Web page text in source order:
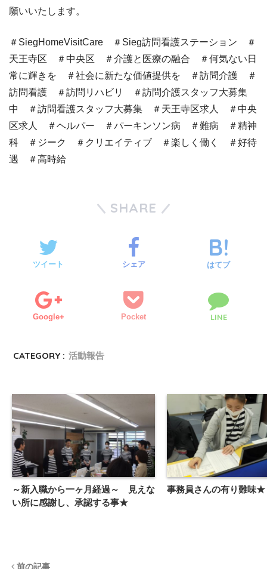
願いいたします。
＃SiegHomeVisitCare ＃Sieg訪問看護ステーション ＃
天王寺区 ＃中央区 ＃介護と医療の融合 ＃何気ない日
常に輝きを ＃社会に新たな価値提供を ＃訪問介護 ＃
訪問看護 ＃訪問リハビリ ＃訪問介護スタッフ大募集
中 ＃訪問看護スタッフ大募集 ＃天王寺区求人 ＃中央
区求人 ＃ヘルパー ＃パーキンソン病 ＃難病 ＃精神
科 ＃ジーク ＃クリエイティブ ＃楽しく働く ＃好待
遇 ＃高時給
SHARE
ツイート シェア はてブ
Google+ Pocket LINE
CATEGORY : 活動報告
～新入職から一ヶ月経過～ 見えな
い所に感謝し、承認する事★
事務員さんの有り難味★
前の記事